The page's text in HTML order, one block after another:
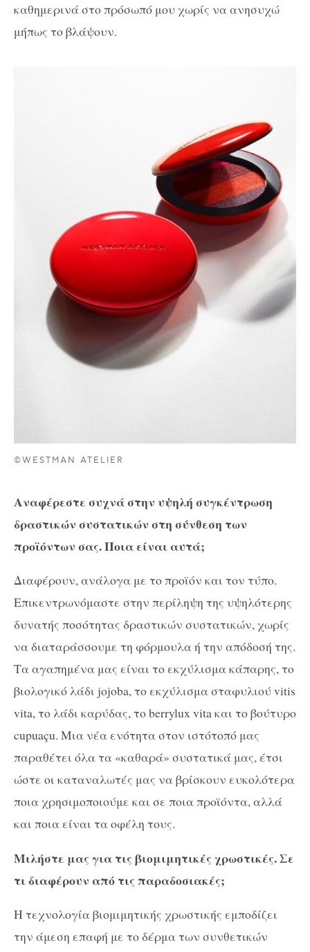
καθημερινά στο πρόσωπό μου χωρίς να ανησυχώ
μήπως το βλάψουν.
©WESTMAN ATELIER
Αναφέρεστε συχνά στην υψηλή συγκέντρωση
δραστικών συστατικών στη σύνθεση των
προϊόντων σας. Ποια είναι αυτά;
Διαφέρουν, ανάλογα με το προϊόν και τον τύπο.
Επικεντρωνόμαστε στην περίληψη της υψηλότερης
δυνατής ποσότητας δραστικών συστατικών, χωρίς
να διαταράσσουμε τη φόρμουλα ή την απόδοσή της.
Τα αγαπημένα μας είναι το εκχύλισμα κάπαρης, το
βιολογικό λάδι jojoba, το εκχύλισμα σταφυλιού vitis
vita, το λάδι καρύδας, το berrylux vita και το βούτυρο
cupuaçu. Μια νέα ενότητα στον ιστότοπό μας
παραθέτει όλα τα «καθαρά» συστατικά μας, έτσι
ώστε οι καταναλωτές μας να βρίσκουν ευκολότερα
ποια χρησιμοποιούμε και σε ποια προϊόντα, αλλά
και ποια είναι τα οφέλη τους.
Μιλήστε μας για τις βιομιμητικές χρωστικές. Σε
τι διαφέρουν από τις παραδοσιακές;
Η τεχνολογία βιομιμητικής χρωστικής εμποδίζει
την άμεση επαφή με το δέρμα των συνθετικών